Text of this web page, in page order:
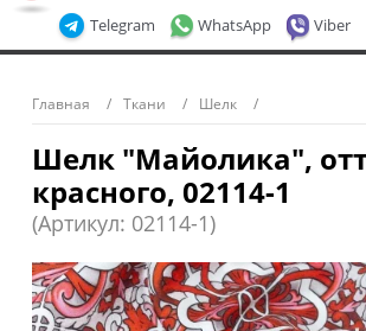
Telegram WhatsApp Viber
Главная Ткани Шелк
Шелк "Майолика",
красного, 02114-1
(Артикул: 02114-1)